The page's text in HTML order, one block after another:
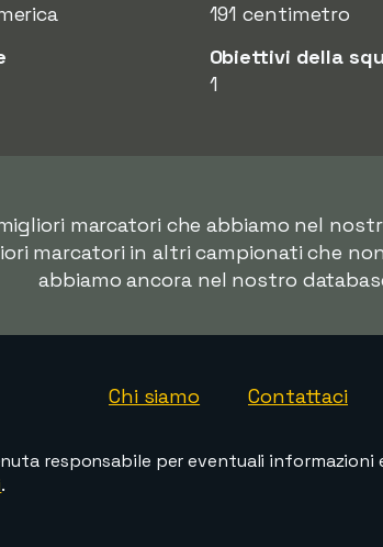
191 centimetro
Obiettivi della
1
marcatori che abbiamo nel
marcatori in altri campionati che
abbiamo ancora nel nostro
Chi siamo Contattaci
responsabile per eventuali
.